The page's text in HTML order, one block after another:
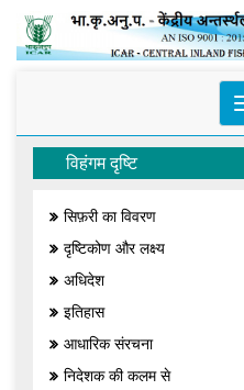
विहंगम दृष्टि
सिफ़री का विवरण
दृष्टिकोण और लक्ष्य
अधिदेश
इतिहास
आधारिक संरचना
निदेशक की कलम से